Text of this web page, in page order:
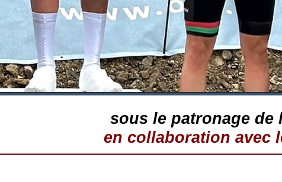
sous le patronage de
en collaboration avec